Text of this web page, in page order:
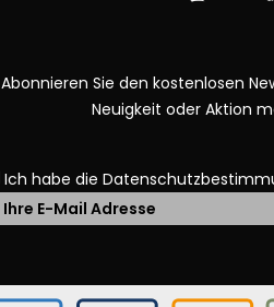
Abonnieren Sie den kostenlosen
Neuigkeit oder Aktion
Ich habe die